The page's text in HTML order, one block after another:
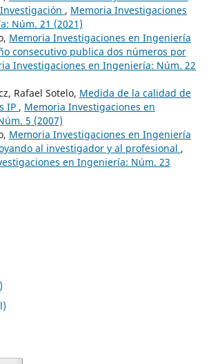
, Memoria Investigaciones
Núm. 21 (2021)
Memoria Investigaciones en Ingeniería
consecutivo publica dos números por
Investigaciones en Ingeniería: Núm. 22
Rafael Sotelo, Medida de la calidad de
IP , Memoria Investigaciones en
5 (2007)
Memoria Investigaciones en Ingeniería
al investigador y al profesional ,
en Ingeniería: Núm. 23